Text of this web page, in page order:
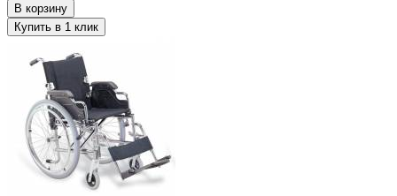
В корзину
Купить в 1 клик